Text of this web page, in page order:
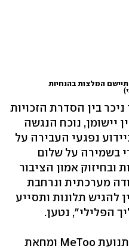
המלצות בהנחיות
בין הסדרת הזכויות
יישומן, נוכח הנגשה
נפגעי העבירה על
בשמירה על שלום
ובחיזוק אמון הציבור
מערכתית ונרחבת
להגיש תלונות ותסייע
הפלילי", נטען.
הוועדה מציינת בדו"ח כי גם תנועת MeToo ומחאת